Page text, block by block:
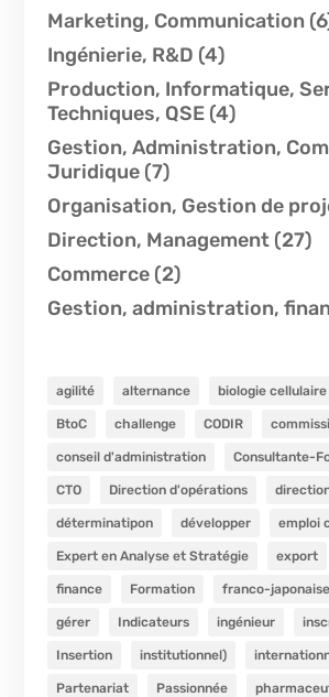
Marketing, Communication
Ingénierie, R&D (4)
Production, Informatique,
Techniques, QSE(4)
Gestion, Administration,
Juridique(7)
Organisation, Gestion de
Direction, Management(27)
Commerce(2)
Gestion, administration,
agilité alternance biologie cellulaire
BtoC challenge CODIR
conseil d'administration Consultante-
CTO Direction d'opérations
déterminatipon développer emploi
Expert en Analyse et Stratégie export
finance Formation franco-japonaise
gérer Indicateurs ingénieur
Insertion institutionnel)
Partenariat Passionnée